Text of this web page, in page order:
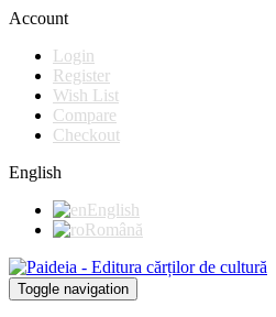
Account
Login
Register
Wish List
Compare
Checkout
English
English
Română
Toggle navigation